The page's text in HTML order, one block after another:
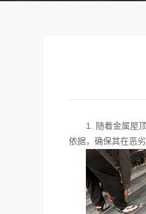
1.
随着金属屋
依据，确保其在恶